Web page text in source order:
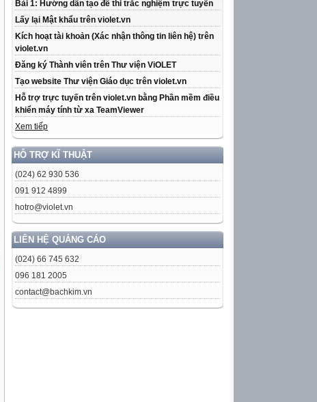
Bài 1: Hướng dẫn tạo đề thi trắc nghiệm trực tuyến
Lấy lại Mật khẩu trên violet.vn
Kích hoạt tài khoản (Xác nhận thông tin liên hệ) trên
violet.vn
Đăng ký Thành viên trên Thư viện ViOLET
Tạo website Thư viện Giáo dục trên violet.vn
Hỗ trợ trực tuyến trên violet.vn bằng Phần mềm điều
khiển máy tính từ xa TeamViewer
Xem tiếp
HỖ TRỢ KĨ THUẬT
(024) 62 930 536
091 912 4899
hotro@violet.vn
LIÊN HỆ QUẢNG CÁO
(024) 66 745 632
096 181 2005
contact@bachkim.vn